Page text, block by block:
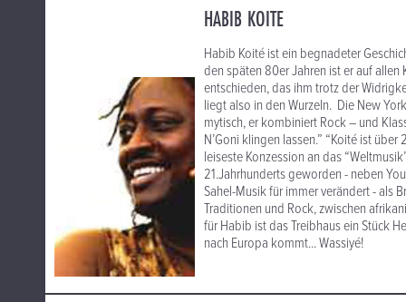
HABIB KOITE
Habib Koité ist ein begnadeter
den späten 80er Jahren ist er auf
entschieden, das ihm trotz der
liegt also in den Wurzeln. Die New
mytisch, er kombiniert Rock – und
N’Goni klingen lassen.” “Koité ist
leiseste Konzession an das
21.Jahrhunderts geworden - neben
Sahel-Musik für immer verändert - als
Traditionen und Rock, zwischen
für Habib ist das Treibhaus ein Stück
nach Europa kommt... Wassiyé!